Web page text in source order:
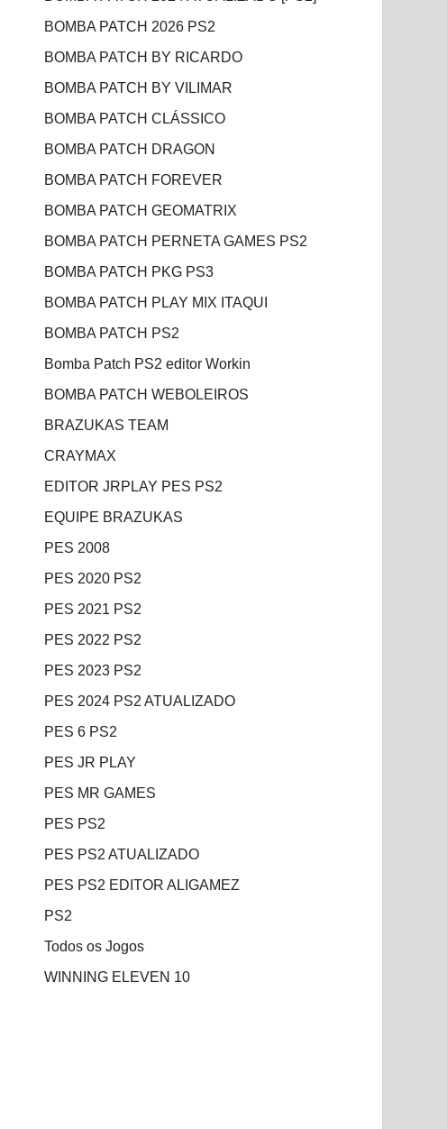
BOMBA PATCH 2026 PS2
BOMBA PATCH BY RICARDO
BOMBA PATCH BY VILIMAR
BOMBA PATCH CLÁSSICO
BOMBA PATCH DRAGON
BOMBA PATCH FOREVER
BOMBA PATCH GEOMATRIX
BOMBA PATCH PERNETA GAMES PS2
BOMBA PATCH PKG PS3
BOMBA PATCH PLAY MIX ITAQUI
BOMBA PATCH PS2
Bomba Patch PS2 editor Workin
BOMBA PATCH WEBOLEIROS
BRAZUKAS TEAM
CRAYMAX
EDITOR JRPLAY PES PS2
EQUIPE BRAZUKAS
PES 2008
PES 2020 PS2
PES 2021 PS2
PES 2022 PS2
PES 2023 PS2
PES 2024 PS2 ATUALIZADO
PES 6 PS2
PES JR PLAY
PES MR GAMES
PES PS2
PES PS2 ATUALIZADO
PES PS2 EDITOR ALIGAMEZ
PS2
Todos os Jogos
WINNING ELEVEN 10